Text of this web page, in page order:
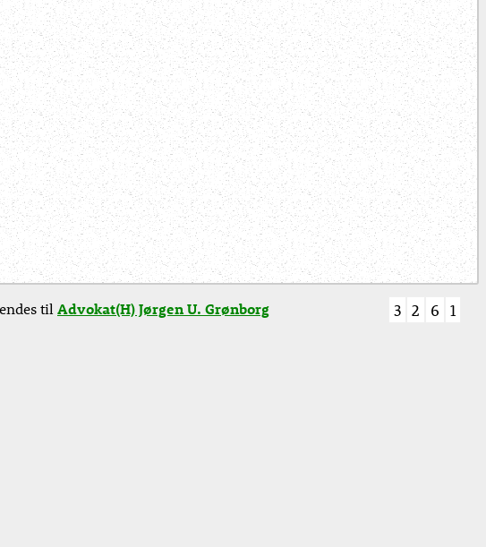
tilAdvokat(H) Jørgen U. Grønborg 3 2 6 1